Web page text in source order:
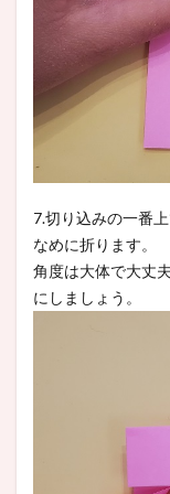
7.切り込みの一番
なめに折ります。
角度は大体で大丈
にしましょう。